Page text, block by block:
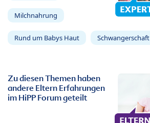
Milchnahrung
Rund um Babys Haut Schwangerschaft
Zu diesen Themen haben
andere Eltern Erfahrungen
im HiPP Forum geteilt